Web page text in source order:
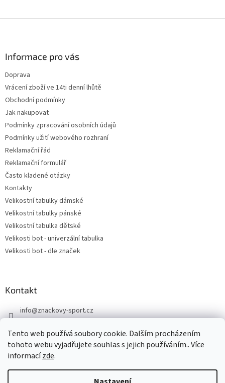
Tento web používá soubory cookie. Dalším procházením
tohoto webu vyjadřujete souhlas s jejich používáním.. Více
informacízde.
Informace pro vás
Doprava
Vrácení zboží ve 14ti denní lhůtě
Obchodní podmínky
Jak nakupovat
Podmínky zpracování osobních údajů
Podmínky užití webového rozhraní
Reklamační řád
Reklamační formulář
Často kladené otázky
Kontakty
Velikostní tabulky dámské
Velikostní tabulky pánské
Velikostní tabulka dětské
Velikosti bot - univerzální tabulka
Velikosti bot - dle značek
Kontakt
info@znackovy-sport.cz